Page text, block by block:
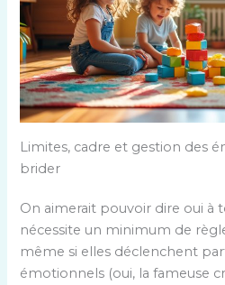
Limites, cadre et gestion des
brider
On aimerait pouvoir dire oui à
nécessite un minimum de
même si elles déclenchent
émotionnels (oui, la fameuse